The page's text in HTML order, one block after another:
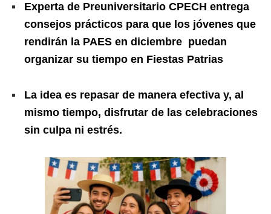
Experta de Preuniversitario CPECH entrega
consejos prácticos para que los jóvenes que
rendirán la PAES en diciembre puedan
organizar su tiempo en Fiestas Patrias
La idea es repasar de manera efectiva y, al
mismo tiempo, disfrutar de las celebraciones
sin culpa ni estrés.